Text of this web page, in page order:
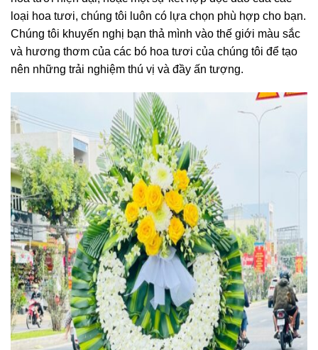
loại hoa tươi, chúng tôi luôn có lựa chọn phù hợp cho bạn.
Chúng tôi khuyến nghị bạn thả mình vào thế giới màu sắc
và hương thơm của các bó hoa tươi của chúng tôi để tạo
nên những trải nghiệm thú vị và đầy ấn tượng.